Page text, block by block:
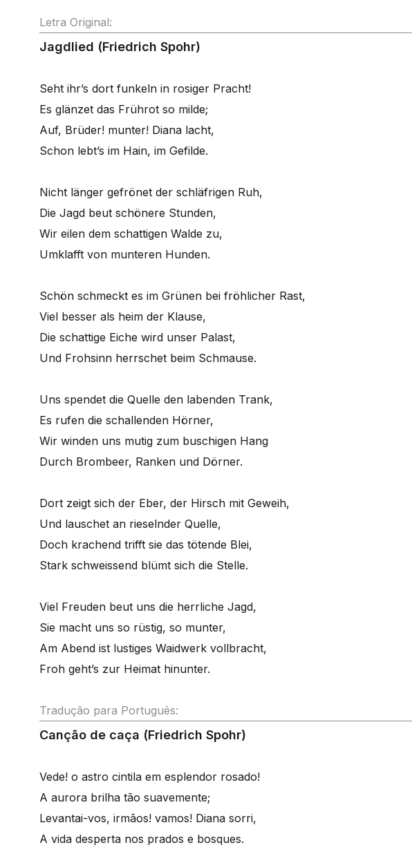
Letra Original:
Jagdlied (Friedrich Spohr)
Seht ihr’s dort funkeln in rosiger Pracht!
Es glänzet das Frührot so milde;
Auf, Brüder! munter! Diana lacht,
Schon lebt’s im Hain, im Gefilde.
Nicht länger gefrönet der schläfrigen Ruh,
Die Jagd beut schönere Stunden,
Wir eilen dem schattigen Walde zu,
Umklafft von munteren Hunden.
Schön schmeckt es im Grünen bei fröhlicher Rast,
Viel besser als heim der Klause,
Die schattige Eiche wird unser Palast,
Und Frohsinn herrschet beim Schmause.
Uns spendet die Quelle den labenden Trank,
Es rufen die schallenden Hörner,
Wir winden uns mutig zum buschigen Hang
Durch Brombeer, Ranken und Dörner.
Dort zeigt sich der Eber, der Hirsch mit Geweih,
Und lauschet an rieselnder Quelle,
Doch krachend trifft sie das tötende Blei,
Stark schweissend blümt sich die Stelle.
Viel Freuden beut uns die herrliche Jagd,
Sie macht uns so rüstig, so munter,
Am Abend ist lustiges Waidwerk vollbracht,
Froh geht’s zur Heimat hinunter.
Tradução para Português:
Canção de caça (Friedrich Spohr)
Vede! o astro cintila em esplendor rosado!
A aurora brilha tão suavemente;
Levantai-vos, irmãos! vamos! Diana sorri,
A vida desperta nos prados e bosques.